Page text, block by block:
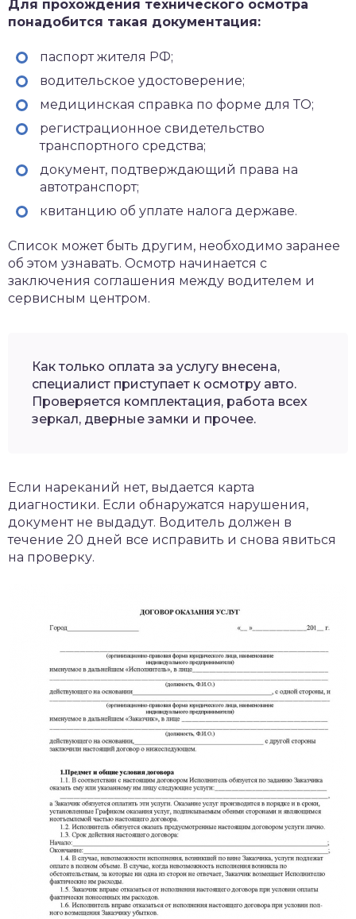
Для прохождения технического осмотра
понадобится такая документация:
паспорт жителя РФ;
водительское удостоверение;
медицинская справка по форме для ТО;
регистрационное свидетельство
транспортного средства;
документ, подтверждающий права на
автотранспорт;
квитанцию об уплате налога державе.
Список может быть другим, необходимо заранее
об этом узнавать. Осмотр начинается с
заключения соглашения между водителем и
сервисным центром.
Как только оплата за услугу внесена,
специалист приступает к осмотру авто.
Проверяется комплектация, работа всех
зеркал, дверные замки и прочее.
Если нареканий нет, выдается карта
диагностики. Если обнаружатся нарушения,
документ не выдадут. Водитель должен в
течение 20 дней все исправить и снова явиться
на проверку.